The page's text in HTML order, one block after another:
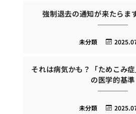
強制退去の通知が来たらま
未分類
それは病気かも？「ためこみ
の医学的基準
未分類